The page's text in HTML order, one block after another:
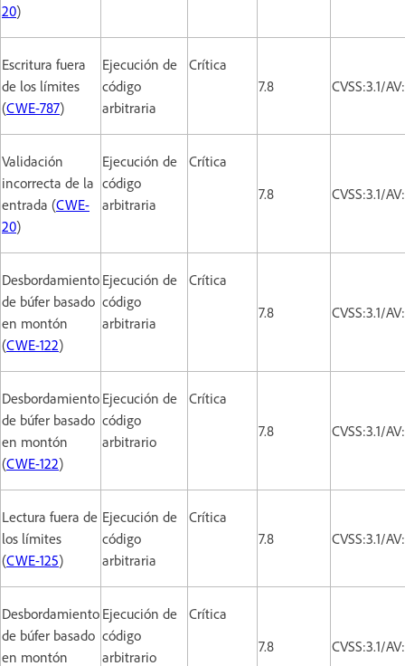
20)
Escritura fuera
de los límites
(CWE-787)
Ejecución de
código
arbitraria
Crítica
7.8
CVSS:3.1/
Validación
incorrecta de la
entrada (CWE-
20)
Ejecución de
código
arbitraria
Crítica
7.8
CVSS:3.1/
Desbordamiento
de búfer basado
en montón
(CWE-122)
Ejecución de
código
arbitraria
Crítica
7.8
CVSS:3.1/
Desbordamiento
de búfer basado
en montón
(CWE-122)
Ejecución de
código
arbitrario
Crítica
7.8
CVSS:3.1/
Lectura fuera de
los límites
(CWE-125)
Ejecución de
código
arbitraria
Crítica
7.8
CVSS:3.1/
Desbordamiento
de búfer basado
en montón
Ejecución de
código
arbitrario
Crítica
7.8
CVSS:3.1/